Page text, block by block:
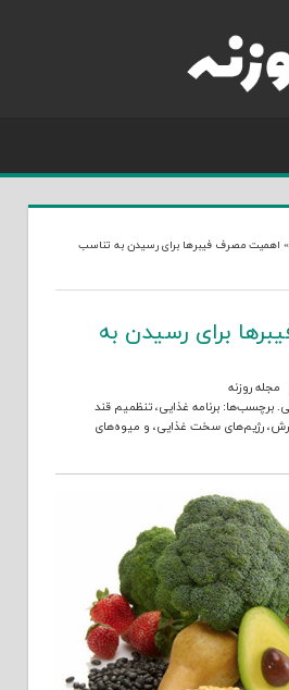
» اهمیت مصرف فیبرها برای رسیدن به تناسب
برای رسیدن به
مجله روزنه
. برچسب‌ها:برنامه غذایی،تنظمیم قند
، رژیم‌های سخت غذایی، و میوه‌های